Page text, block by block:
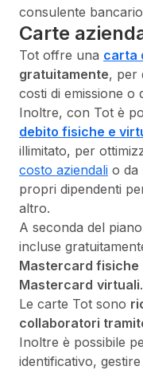
consulente
Carte
Tot offre una carta
gratuitamente, per
costi di emissione o
Inoltre, con Tot è
debito fisiche e
illimitato, per
costo aziendali o da
propri dipendenti
altro.
A seconda del
incluse
Mastercard fisiche
Mastercard virtuali.
Le carte Tot sono
collaboratori
Inoltre è possibile
identificativo,